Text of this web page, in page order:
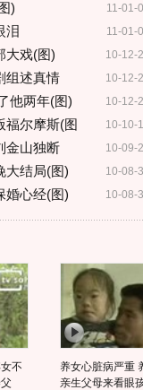
11-01-
)
11-01-
泪
10-12-
大戏(图)
10-12-
组述真情
10-12-
他两年(图)
10-10-
福尔摩斯(图
10-09-
金山独断
10-08-
大结局(图)
10-08-
婚心经(图)
不
养女心脏病严重
亲生父母来看眼